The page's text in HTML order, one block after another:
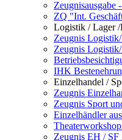
Zeugnisausgabe
ZQ "Int.
Logistik / Lager
Zeugnis
Zeugnis
IHK
Einzelhandel /
Zeugnis
Zeugnis Sport
Einzelhändler
Zeugnis EH / SF